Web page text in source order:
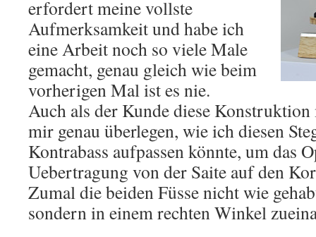
erfordert meine vollste
Aufmerksamkeit und habe ich
eine Arbeit noch so viele Male
gemacht, genau gleich wie beim
vorherigen Mal ist es nie.
Auch als der Kunde diese
mir genau überlegen, wie ich diesen
Kontrabass aufpassen könnte, um das
Uebertragung von der Saite auf den
Zumal die beiden Füsse nicht wie
sondern in einem rechten Winkel